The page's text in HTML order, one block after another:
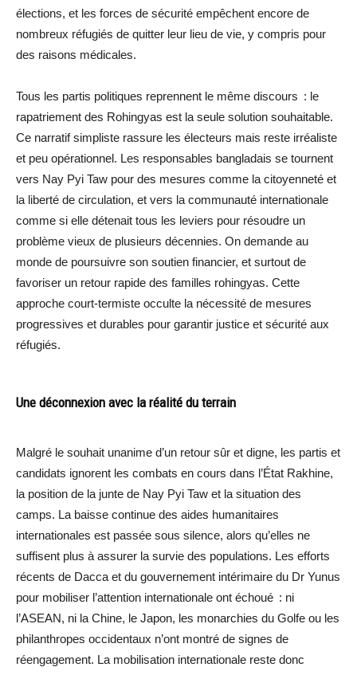
élections, et les forces de sécurité empêchent encore de
nombreux réfugiés de quitter leur lieu de vie, y compris pour
des raisons médicales.
Tous les partis politiques reprennent le même discours : le
rapatriement des Rohingyas est la seule solution souhaitable.
Ce narratif simpliste rassure les électeurs mais reste irréaliste
et peu opérationnel. Les responsables bangladais se tournent
vers Nay Pyi Taw pour des mesures comme la citoyenneté et
la liberté de circulation, et vers la communauté internationale
comme si elle détenait tous les leviers pour résoudre un
problème vieux de plusieurs décennies. On demande au
monde de poursuivre son soutien financier, et surtout de
favoriser un retour rapide des familles rohingyas. Cette
approche court-termiste occulte la nécessité de mesures
progressives et durables pour garantir justice et sécurité aux
réfugiés.
Une déconnexion avec la réalité du terrain
Malgré le souhait unanime d’un retour sûr et digne, les partis et
candidats ignorent les combats en cours dans l’État Rakhine,
la position de la junte de Nay Pyi Taw et la situation des
camps. La baisse continue des aides humanitaires
internationales est passée sous silence, alors qu’elles ne
suffisent plus à assurer la survie des populations. Les efforts
récents de Dacca et du gouvernement intérimaire du Dr Yunus
pour mobiliser l’attention internationale ont échoué : ni
l’ASEAN, ni la Chine, le Japon, les monarchies du Golfe ou les
philanthropes occidentaux n’ont montré de signes de
réengagement. La mobilisation internationale reste donc